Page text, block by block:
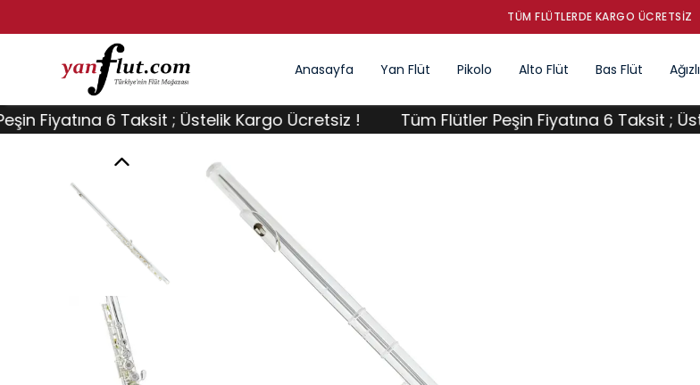
Anasayfa Yan Flüt Pikolo Alto Flüt Bas Flüt
6 Taksit ; Üstelik Kargo Ücretsiz ! Tüm Flütler Peşin Fiyatına 6 Taksit ; Üstelik